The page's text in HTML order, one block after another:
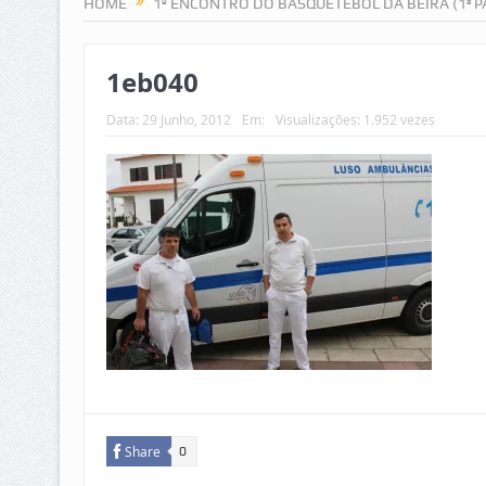
1eb040
Data: 29 Junho, 2012 Em: Visualizações: 1.952 vezes
Share 0